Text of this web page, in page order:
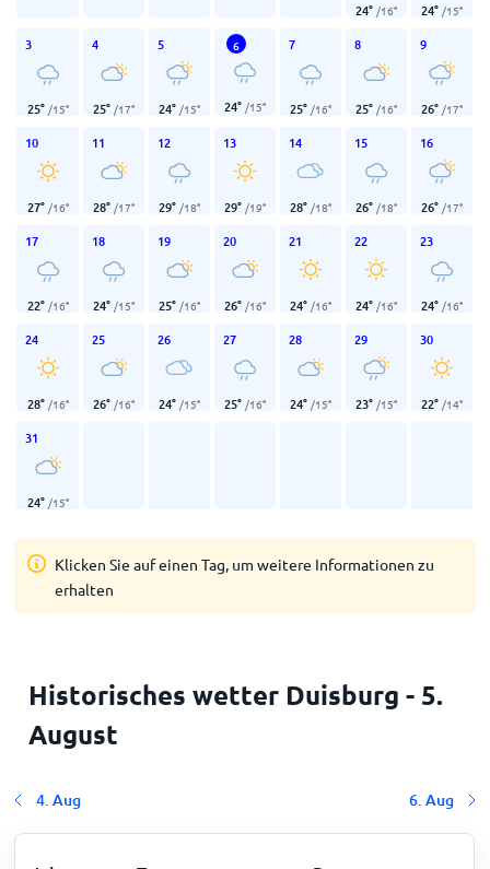
24° /16° 24° /15°
3
25° /15°
4
25° /17°
5
24° /15°
6
24° /15°
7
25° /16°
8
25° /16°
9
26° /17°
10
27° /16°
11
28° /17°
12
29° /18°
13
29° /19°
14
28° /18°
15
26° /18°
16
26° /17°
17
22° /16°
18
24° /15°
19
25° /16°
20
26° /16°
21
24° /16°
22
24° /16°
23
24° /16°
24
28° /16°
25
26° /16°
26
24° /15°
27
25° /16°
28
24° /15°
29
23° /15°
30
22° /14°
31
24° /15°
Klicken Sie auf einen Tag, um weitere Informationen zu
erhalten
Historisches wetter Duisburg - 5.
August
4. Aug 6. Aug